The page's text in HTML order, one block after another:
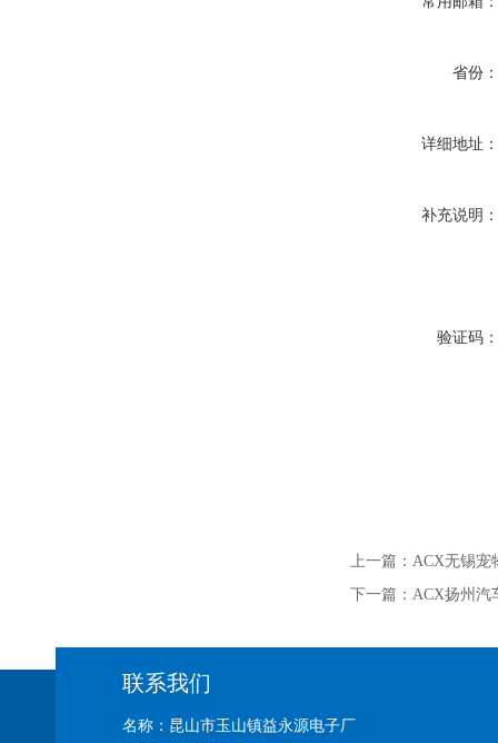
省份：
详细地址：
补充说明：
验证码：
上一篇： ACX无锡宠
下一篇： ACX扬州汽
联系我们
名称：昆山市玉山镇益永源电子厂